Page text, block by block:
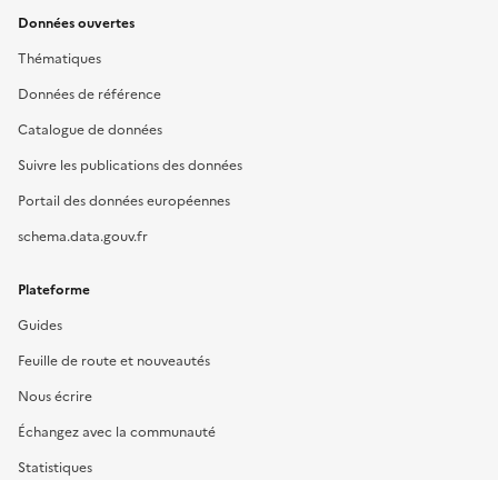
Données ouvertes
Thématiques
Données de référence
Catalogue de données
Suivre les publications des données
Portail des données européennes
schema.data.gouv.fr
Plateforme
Guides
Feuille de route et nouveautés
Nous écrire
Échangez avec la communauté
Statistiques